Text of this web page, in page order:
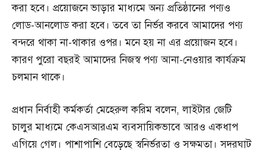
করা হবে। প্রয়োজনে ভাড়ার মাধ্যমে অন্য প্রতিষ্ঠানের পণ্যও
লোড-আনলোড করা হবে। তবে তা নির্ভর করবে আমাদের পণ্য
বন্দরে থাকা না-থাকার ওপর। মনে হয় না এর প্রয়োজন হবে।
কারণ পুরো বছরই আমাদের নিজস্ব পণ্য আনা-নেওয়ার কার্যক্রম
চলমান থাকে।
প্রধান নির্বাহী কর্মকর্তা মেহেরুল করিম বলেন, লাইটার জেটি
চালুর মাধ্যমে কেএসআরএম ব্যবসায়িকভাবে আরও একধাপ
এগিয়ে গেল। পাশাপাশি বেড়েছে স্বনির্ভরতা ও সক্ষমতা। সদরঘাট